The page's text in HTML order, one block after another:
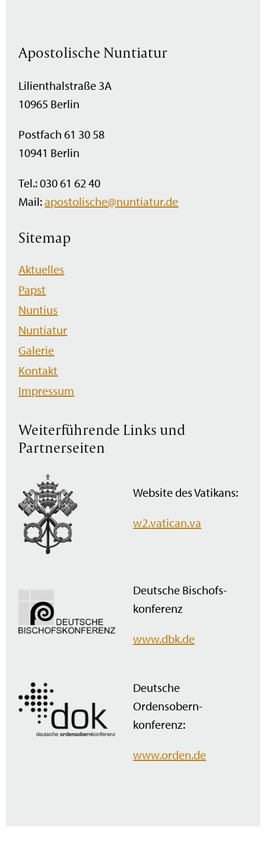
Apostolische Nuntiatur
Lilienthalstraße 3A
10965 Berlin
Postfach 61 30 58
10941 Berlin
Tel.: 030 61 62 40
Mail:apostolische@nuntiatur.de
Sitemap
Navigation
überspringen
Aktuelles
Papst
Nuntius
Nuntiatur
Galerie
Kontakt
Impressum
Weiterführende Links und
Partnerseiten
Website des Vatikans:
w2.vatican.va
Deutsche Bischofs­
konferenz
www.dbk.de
Deutsche
Ordensobern­
konferenz:
www.orden.de